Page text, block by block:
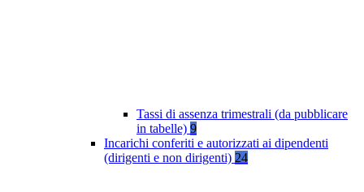
Tassi di assenza trimestrali (da pubblicare
in tabelle) 9
Incarichi conferiti e autorizzati ai dipendenti
(dirigenti e non dirigenti) 24